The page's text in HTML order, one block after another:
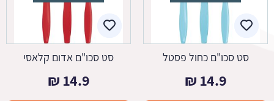
סט סכו"ם כחול פסטל
14.9
₪
סט סכו"ם אדום קלאסי
14.9
₪